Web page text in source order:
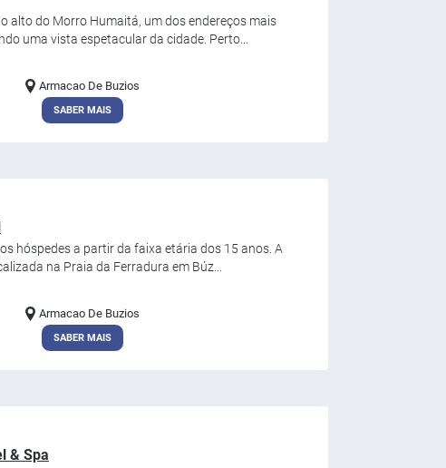
alto do Morro Humaitá, um dos endereços mais
uma vista espetacular da cidade. Perto...
Armacao De Buzios
SABER MAIS
hóspedes a partir da faixa etária dos 15 anos. A
na Praia da Ferradura em Búz...
Armacao De Buzios
SABER MAIS
& Spa